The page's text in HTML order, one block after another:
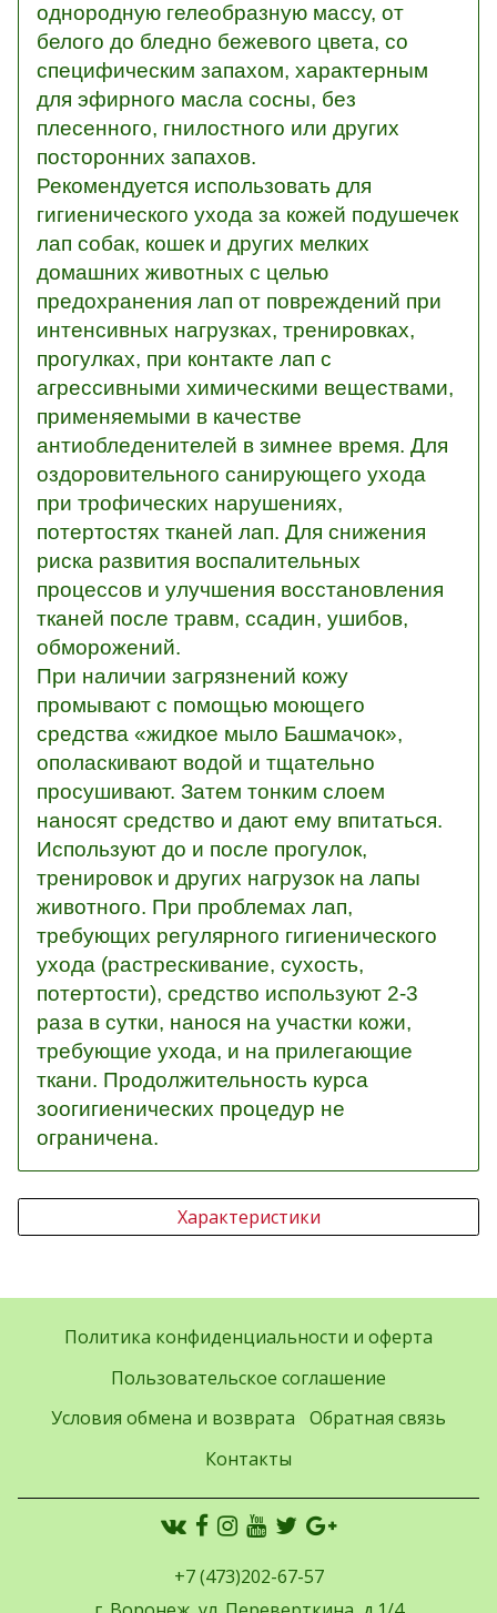
однородную гелеобразную массу, от
белого до бледно бежевого цвета, со
специфическим запахом, характерным
для эфирного масла сосны, без
плесенного, гнилостного или других
посторонних запахов.
Рекомендуется использовать для
гигиенического ухода за кожей подушечек
лап собак, кошек и других мелких
домашних животных с целью
предохранения лап от повреждений при
интенсивных нагрузках, тренировках,
прогулках, при контакте лап с
агрессивными химическими веществами,
применяемыми в качестве
антиобледенителей в зимнее время. Для
оздоровительного санирующего ухода
при трофических нарушениях,
потертостях тканей лап. Для снижения
риска развития воспалительных
процессов и улучшения восстановления
тканей после травм, ссадин, ушибов,
обморожений.
При наличии загрязнений кожу
промывают с помощью моющего
средства «жидкое мыло Башмачок»,
ополаскивают водой и тщательно
просушивают. Затем тонким слоем
наносят средство и дают ему впитаться.
Используют до и после прогулок,
тренировок и других нагрузок на лапы
животного. При проблемах лап,
требующих регулярного гигиенического
ухода (растрескивание, сухость,
потертости), средство используют 2-3
раза в сутки, нанося на участки кожи,
требующие ухода, и на прилегающие
ткани. Продолжительность курса
зоогигиенических процедур не
ограничена.
Характеристики
Политика конфиденциальности и оферта
Пользовательское соглашение
Условия обмена и возврата
Обратная связь
Контакты
+7 (473)202-67-57